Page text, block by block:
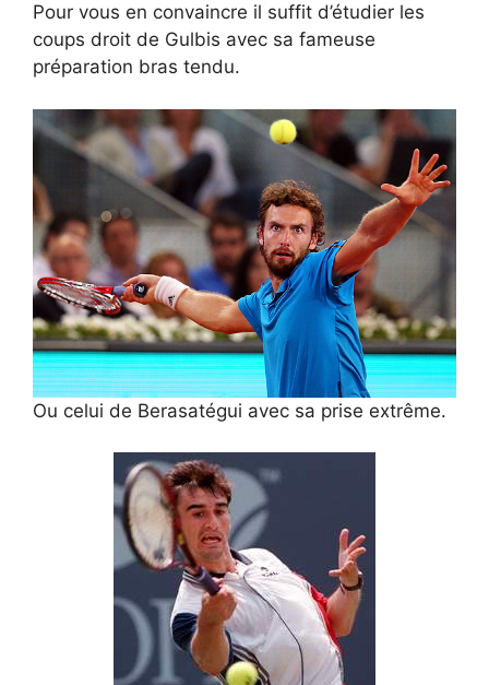
Pour vous en convaincre il suffit d’étudier les
coups droit de Gulbis avec sa fameuse
préparation bras tendu.
Ou celui de Berasatégui avec sa prise extrême.